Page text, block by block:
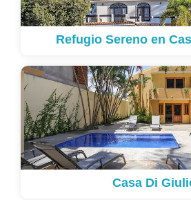
Refugio Sereno en
Casa Di